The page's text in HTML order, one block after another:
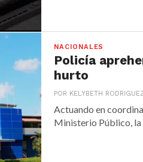
NACIONALES
Policía
hurto
POR KELYBETH
Actuando en
Ministerio Público, la